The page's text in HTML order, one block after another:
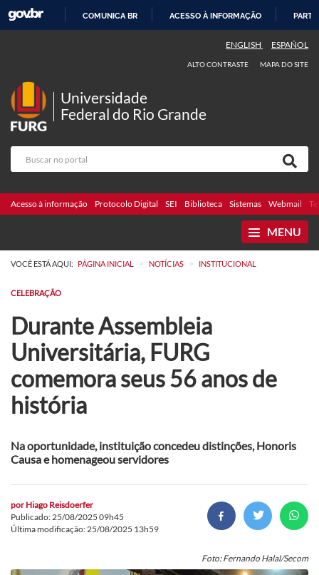
COMUNICA BR ACESSO À INFORMAÇÃO
ENGLISH ESPAÑOL
ALTO CONTRASTE MAPA DO SITE
Universidade
Federal do Rio Grande
Acesso à informação Protocolo Digital SEI Biblioteca Sistemas Webmail
MENU
VOCÊ ESTÁ AQUI: PÁGINA INICIAL > NOTÍCIAS > INSTITUCIONAL
CELEBRAÇÃO
Durante Assembleia
Universitária, FURG
comemora seus 56 anos de
história
Na oportunidade, instituição concedeu distinções, Honoris
Causa e homenageou servidores
por Hiago Reisdoerfer
Publicado: 25/08/2025 09h45
Última modificação: 25/08/2025 13h59
Foto: Fernando Halal/Secom